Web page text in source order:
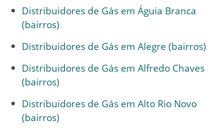
Distribuidores de Gás em Águia Branca
(bairros)
Distribuidores de Gás em Alegre (bairros)
Distribuidores de Gás em Alfredo Chaves
(bairros)
Distribuidores de Gás em Alto Rio Novo
(bairros)